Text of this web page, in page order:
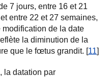
7 jours, entre 16 et 21
entre 22 et 27 semaines,
de la date
la diminution de la
que le fœtus grandit. [11]
la datation par